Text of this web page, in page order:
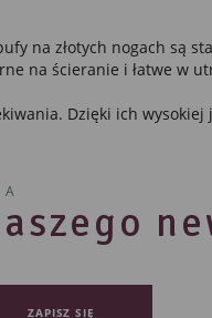
na złotych nogach są
na ścieranie i łatwe w
Dzięki ich wysokiej